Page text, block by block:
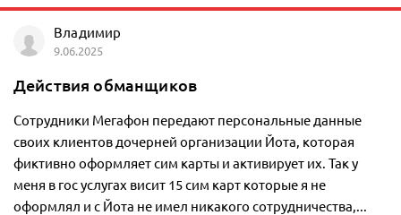
Владимир
9.06.2025
Действия обманщиков
Сотрудники Мегафон передают персональные данные
своих клиентов дочерней организации Йота, которая
фиктивно оформляет сим карты и активирует их. Так у
меня в гос услугах висит 15 сим карт которые я не
оформлял и с Йота не имел никакого сотрудничества,...